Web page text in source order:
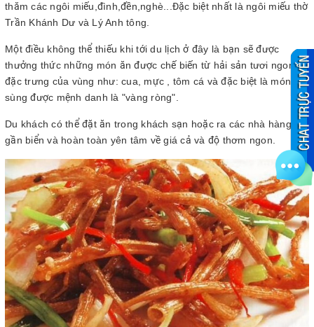
thăm các ngôi miếu,đình,đền,nghè...Đặc biệt nhất là ngôi miếu thờ
Trần Khánh Dư và Lý Anh tông.
Một điều không thể thiếu khi tới du lịch ở đây là bạn sẽ được
thưởng thức những món ăn được chế biến từ hải sản tươi ngon
đặc trưng của vùng như: cua, mực , tôm cá và đặc biệt là món sá
sùng được mệnh danh là "vàng ròng".
Du khách có thể đặt ăn trong khách sạn hoặc ra các nhà hàng
gần biển và hoàn toàn yên tâm về giá cả và độ thơm ngon.